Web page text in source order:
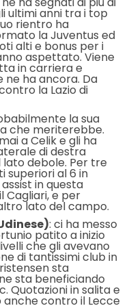
ultimi anni tra i top
rientro ha
la Juventus ed
alti e bonus per i
aspettato. Viene
in carriera e
ha ancora. Da
la Lazio di
la sua
che meriterebbe.
a Celik e gli ha
di destra
debole. Per tre
superiori al 6 in
in questa
Cagliari, e per
lato del campo.
: ci ha messo
patito a inizio
che gli avevano
di tantissimi club in
sta
sta beneficiando
Quotazioni in salita e
contro il Lecce